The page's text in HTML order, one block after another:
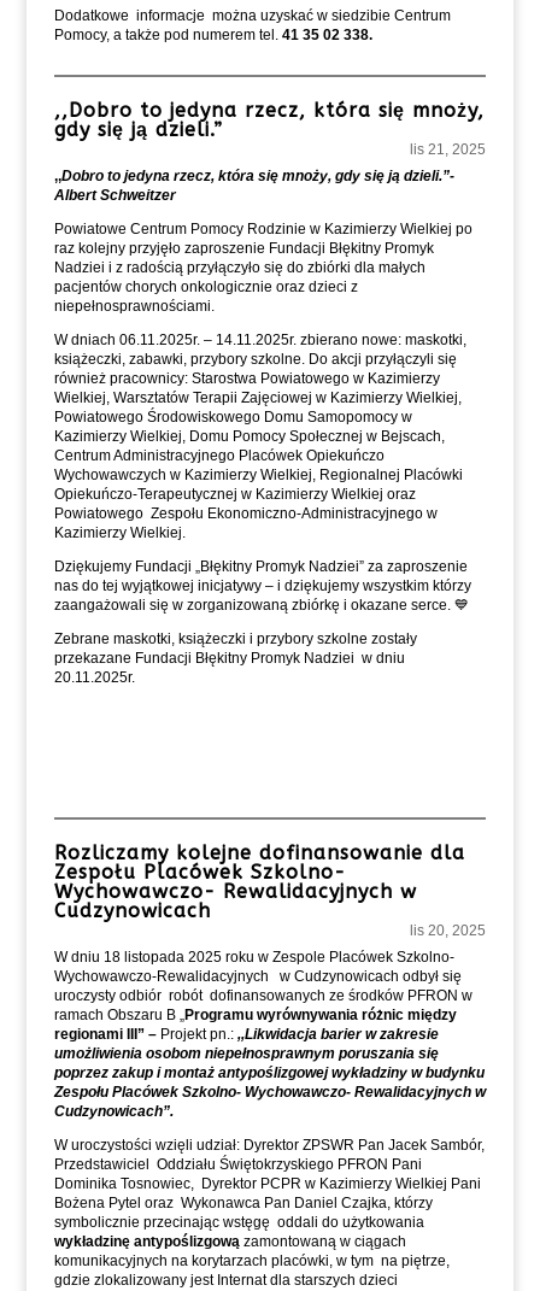
Dodatkowe informacje można uzyskać w siedzibie Centrum
Pomocy, a także pod numerem tel. 41 35 02 338.
,,Dobro to jedyna rzecz, która się mnoży,
gdy się ją dzieli.”
lis 21, 2025
,,Dobro to jedyna rzecz, która się mnoży, gdy się ją dzieli.”-
Albert Schweitzer
Powiatowe Centrum Pomocy Rodzinie w Kazimierzy Wielkiej po
raz kolejny przyjęło zaproszenie Fundacji Błękitny Promyk
Nadziei i z radością przyłączyło się do zbiórki dla małych
pacjentów chorych onkologicznie oraz dzieci z
niepełnosprawnościami.
W dniach 06.11.2025r. – 14.11.2025r. zbierano nowe: maskotki,
książeczki, zabawki, przybory szkolne. Do akcji przyłączyli się
również pracownicy: Starostwa Powiatowego w Kazimierzy
Wielkiej, Warsztatów Terapii Zajęciowej w Kazimierzy Wielkiej,
Powiatowego Środowiskowego Domu Samopomocy w
Kazimierzy Wielkiej, Domu Pomocy Społecznej w Bejscach,
Centrum Administracyjnego Placówek Opiekuńczo
Wychowawczych w Kazimierzy Wielkiej, Regionalnej Placówki
Opiekuńczo-Terapeutycznej w Kazimierzy Wielkiej oraz
Powiatowego Zespołu Ekonomiczno-Administracyjnego w
Kazimierzy Wielkiej.
Dziękujemy Fundacji „Błękitny Promyk Nadziei” za zaproszenie
nas do tej wyjątkowej inicjatywy – i dziękujemy wszystkim którzy
zaangażowali się w zorganizowaną zbiórkę i okazane serce. 💙
Zebrane maskotki, książeczki i przybory szkolne zostały
przekazane Fundacji Błękitny Promyk Nadziei w dniu
20.11.2025r.
Rozliczamy kolejne dofinansowanie dla
Zespołu Placówek Szkolno-
Wychowawczo- Rewalidacyjnych w
Cudzynowicach
lis 20, 2025
W dniu 18 listopada 2025 roku w Zespole Placówek Szkolno-
Wychowawczo-Rewalidacyjnych w Cudzynowicach odbył się
uroczysty odbiór robót dofinansowanych ze środków PFRON w
ramach Obszaru B „Programu wyrównywania różnic między
regionami III” – Projekt pn.: ,,Likwidacja barier w zakresie
umożliwienia osobom niepełnosprawnym poruszania się
poprzez zakup i montaż antypoślizgowej wykładziny w budynku
Zespołu Placówek Szkolno- Wychowawczo- Rewalidacyjnych w
Cudzynowicach”.
W uroczystości wzięli udział: Dyrektor ZPSWR Pan Jacek Sambór,
Przedstawiciel Oddziału Świętokrzyskiego PFRON Pani
Dominika Tosnowiec, Dyrektor PCPR w Kazimierzy Wielkiej Pani
Bożena Pytel oraz Wykonawca Pan Daniel Czajka, którzy
symbolicznie przecinając wstęgę oddali do użytkowania
wykładzinę antypoślizgowązamontowaną w ciągach
komunikacyjnych na korytarzach placówki, w tym na piętrze,
gdzie zlokalizowany jest Internat dla starszych dzieci